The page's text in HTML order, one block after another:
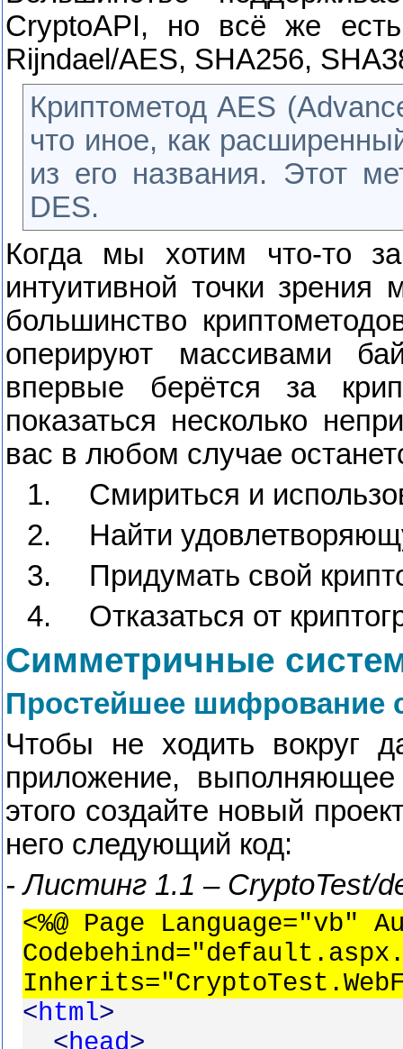
CryptoAPI, но всё же есть
Rijndael/AES, SHA256, SHA
КриптометодAES (
что иное, как
из его названия. Этот
DES.
Когда мы хотим что-то
интуитивной точки
большинство
оперируют массивами
впервые берётся за
показаться несколько
вас в любом случае
1.
Смириться и
2.
Найти
3.
Придумать свой
4.
Отказаться от
Симметричные
Простейшее
Чтобы не ходить вокруг
приложение,
этого создайте новый
него следующий код:
-Листинг 1.1 – CryptoTest/
<%@ Page Language="vb"
<html>